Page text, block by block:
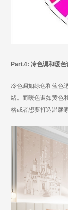
Part.4: 冷色调和暖色
冷色调如绿色和蓝色
绪。而暖色调如黄色
格或者想要打造温馨